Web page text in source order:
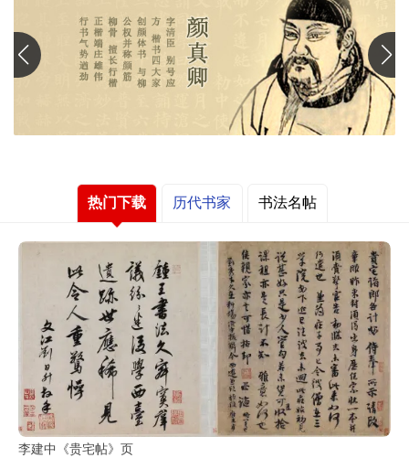
热门下载 历代书家 书法名帖
李建中《贵宅帖》页
法
家
画
画
油
画